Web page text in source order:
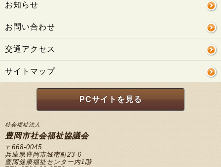
お知らせ
お問い合わせ
交通アクセス
サイトマップ
PCサイトを見る
社会福祉法人
豊岡市社会福祉協議会
〒668-0045
兵庫県豊岡市城南町23-6
豊岡健康福祉センター内1階